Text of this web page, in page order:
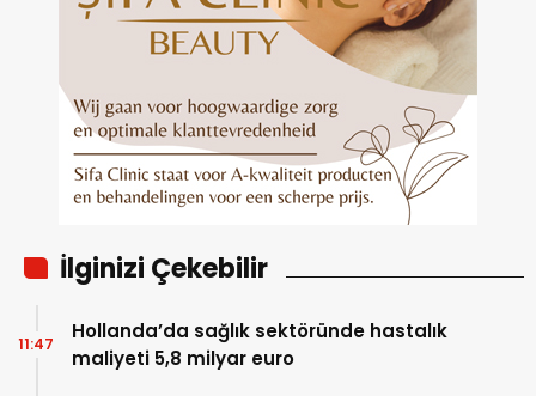
İlginizi Çekebilir
Hollanda’da sağlık sektöründe hastalık
maliyeti 5,8 milyar euro
11:47